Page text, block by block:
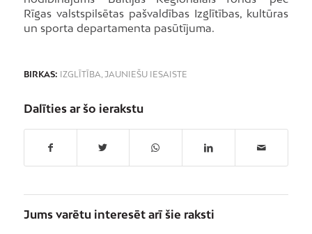
Rīgas valstspilsētas pašvaldības Izglītības, kultūras
un sporta departamenta pasūtījuma.
BIRKAS: IZGLĪTĪBA, JAUNIEŠU IESAISTE
Dalīties ar šo ierakstu
Jums varētu interesēt arī šie raksti